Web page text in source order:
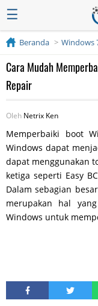
☰
Beranda Windows
Cara Mudah
Repair
Oleh Netrix Ken
Memperbaiki boot
Windows dapat
dapat menggunakan
ketiga seperti Easy
Dalam sebagian
merupakan hal
Windows untuk